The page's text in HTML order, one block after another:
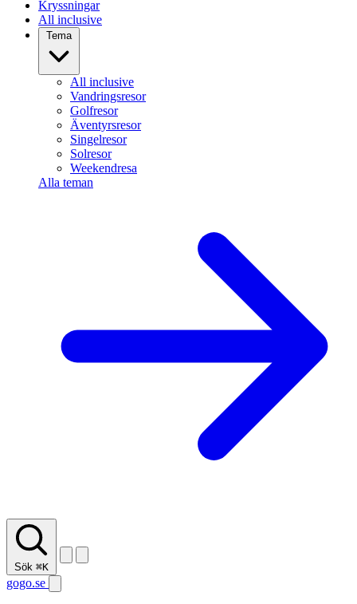
Kryssningar
All inclusive
Tema
All inclusive
Vandringsresor
Golfresor
Äventyrsresor
Singelresor
Solresor
Weekendresa
Alla teman
Sök ⌘K
gogo.se